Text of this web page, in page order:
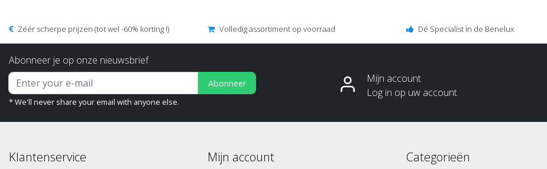
Zéér scherpe prijzen (tot wel -60% korting !) Volledig assortiment op voorraad Dé Specialist in de Benelux
Abonneer je op onze nieuwsbrief
Abonneer
* We'll never share your email with anyone else.
Mijn account
Log in op uw account
Klantenservice Mijn account Categorieën